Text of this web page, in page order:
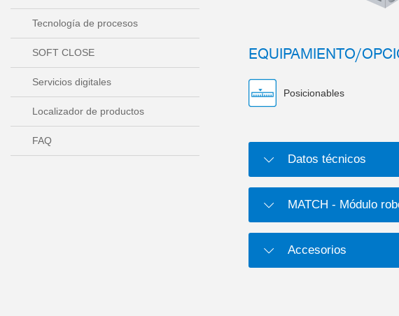
Tecnología de procesos
SOFT CLOSE
Servicios digitales
Localizador de productos
FAQ
EQUIPAMIENTO/
Posicionables
Datos técnicos
MATCH - Módulo
Accesorios